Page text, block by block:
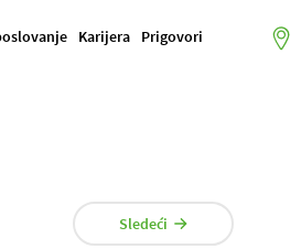
Karijera Prigovori
Sledeći